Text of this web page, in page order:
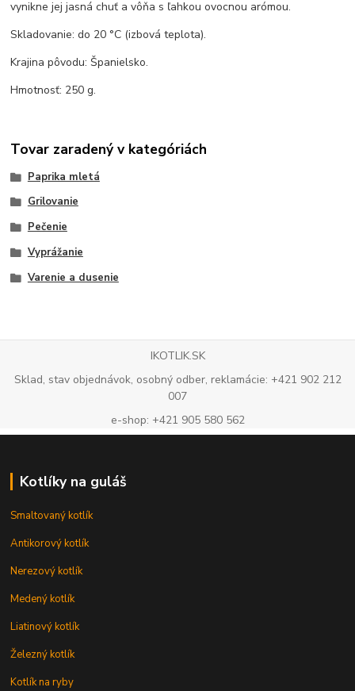
vynikne jej jasná chuť a vôňa s ľahkou ovocnou arómou.
Skladovanie: do 20 °C (izbová teplota).
Krajina pôvodu: Španielsko.
Hmotnosť: 250 g.
Tovar zaradený v kategóriách
Paprika mletá
Grilovanie
Pečenie
Vyprážanie
Varenie a dusenie
IKOTLIK.SK
Sklad, stav objednávok, osobný odber, reklamácie: +421 902 212
007
e-shop: +421 905 580 562
Kotlíky na guláš
Smaltovaný kotlík
Antikorový kotlík
Nerezový kotlík
Medený kotlík
Liatinový kotlík
Železný kotlík
Kotlík na ryby